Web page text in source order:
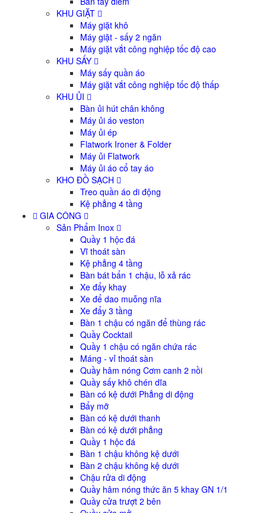
KHU GIẶT
Máy giặt khô
Máy giặt - sấy 2 ngăn
Máy giặt vắt công nghiệp tốc độ cao
KHU SẤY
Máy sấy quần áo
Máy giặt vắt công nghiệp tốc độ thấp
KHU ỦI
Bàn ủi hút chân không
Máy ủi áo veston
Máy ủi ép
Flatwork Ironer & Folder
Máy ủi Flatwork
Máy ủi áo cổ tay áo
KHO ĐỒ SẠCH
Treo quần áo di động
Kệ phẳng 4 tầng
GIA CÔNG
Sản Phẩm Inox
Quầy 1 hộc đá
Vĩ thoát sàn
Kệ phẳng 4 tầng
Bàn bát bẩn 1 chậu, lỗ xả rác
Xe đẩy khay
Xe để dao muỗng nĩa
Xe đẩy 3 tầng
Bàn 1 chậu có ngăn để thùng rác
Quầy Cocktail
Quầy 1 chậu có ngăn chứa rác
Máng - vỉ thoát sàn
Quầy hâm nóng Cơm canh 2 nồi
Quầy sấy khô chén dĩa
Bàn có kệ dưới Phẳng di động
Bẩy mỡ
Bàn có kệ dưới thanh
Bàn có kệ dưới phẳng
Quầy 1 hộc đá
Bàn 1 chậu không kệ dưới
Bàn 2 chậu không kệ dưới
Chậu rửa di động
Quầy hâm nóng thức ăn 5 khay GN 1/1
Quầy cửa trượt 2 bên